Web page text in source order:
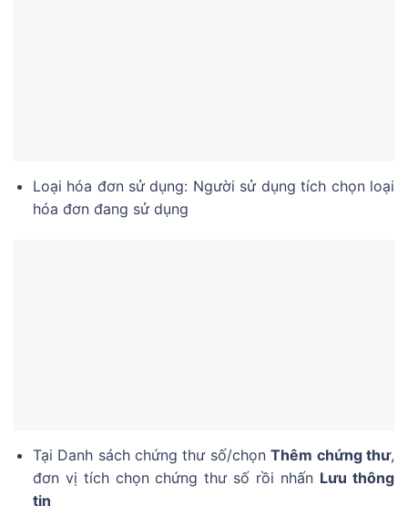
Loại hóa đơn sử dụng: Người sử dụng tích chọn loại
hóa đơn đang sử dụng
Tại Danh sách chứng thư số/chọnThêm chứng thư,
đơn vị tích chọn chứng thư số rồi nhấn Lưu thông
tin